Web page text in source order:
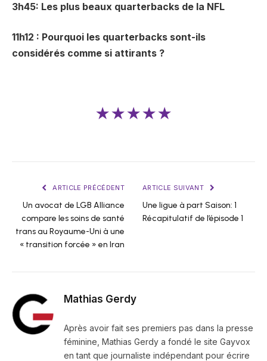
3h45: Les plus beaux quarterbacks de la NFL
11h12 : Pourquoi les quarterbacks sont-ils
considérés comme si attirants ?
★★★★★
ARTICLE PRÉCÉDENT
Un avocat de LGB Alliance
compare les soins de santé
trans au Royaume-Uni à une
« transition forcée » en Iran
ARTICLE SUIVANT
Une ligue à part Saison: 1
Récapitulatif de l’épisode 1
Mathias Gerdy
Après avoir fait ses premiers pas dans la presse
féminine, Mathias Gerdy a fondé le site Gayvox
en tant que journaliste indépendant pour écrire